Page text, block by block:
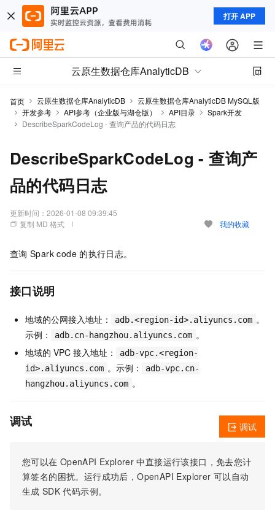
打开 APP
云原生数据仓库AnalyticDB
首页 云原生数据仓库AnalyticDB
云原生数据仓库AnalyticDB MySQL版
开发参考
API参考（企业版与湖仓版） API目录
Spark开发
DescribeSparkCodeLog - 查询产品的代码日志
DescribeSparkCodeLog - 查询产
品的代码日志
更新时间： 2026-01-08 09:39:45
复制 MD 格式
我的收藏
查询 Spark code 的执行日志。
接口说明
地域的公网接入地址： adb.<region-id>.aliyuncs.com 。
示例：
adb.cn-hangzhou.aliyuncs.com 。
地域的 VPC 接入地址：
adb-vpc.<region-
id>.aliyuncs.com 。示例：
adb-vpc.cn-
hangzhou.aliyuncs.com 。
调试
您可以在 OpenAPI Explorer 中直接运行该接口，免去您计
算签名的困扰。运行成功后，OpenAPI Explorer 可以自动
生成 SDK 代码示例。
调试